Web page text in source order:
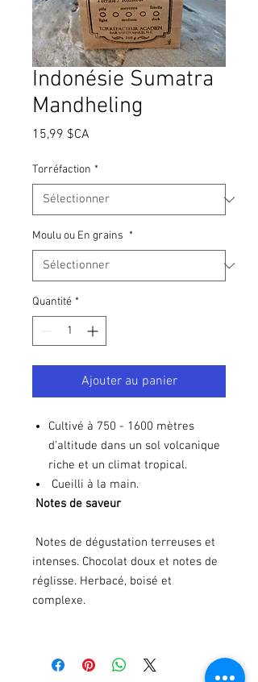
Indonésie Sumatra
Mandheling
15,99 $CA
Torréfaction *
Moulu ou En grains *
Quantité *
Ajouter au panier
Cultivé à 750 - 1600 mètres
d'altitude dans un sol volcanique
riche et un climat tropical.
Cueilli à la main.
Notes de saveur
Notes de dégustation terreuses et
intenses. Chocolat doux et notes de
réglisse. Herbacé, boisé et
complexe.